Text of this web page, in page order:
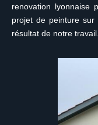
renovation lyonnaise
projet de peinture sur
résultat de notre travail.